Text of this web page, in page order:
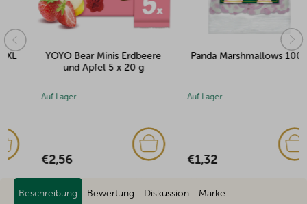
YOYO Bear Minis Erdbeere
und Apfel 5 x 20 g
Auf Lager
€2,56
Panda Marshmallows 100g
Auf Lager
€1,32
Beschreibung Bewertung Diskussion Marke